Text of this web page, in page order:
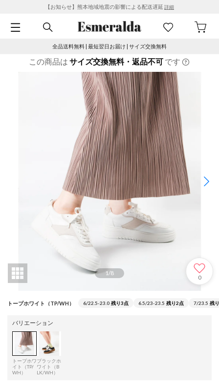
【お知らせ】熊本地域地震の影響による配送遅延 詳細
全品送料無料 | 最短翌日お届け | サイズ交換無料
この商品は サイズ交換無料・返品不可 です
1/8
0
トープホワイト（TP/WH） 6/22.5-23.0 残り3点 6.5/23-23.5 残り2点 7/23.5 残
バリエーション
トープホワ
イト（TP/
WH）
ブラックホ
ワイト（B
LK/WH）